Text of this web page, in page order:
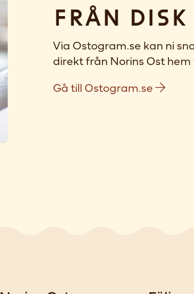
Från
Via Ostogram.se kan ni
direkt från Norins Ost hem
Gå till Ostogram.se